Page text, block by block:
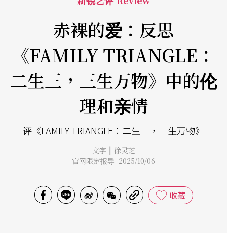
赤裸的爱：反思
《FAMILY TRIANGLE：
二生三，三生万物》中的伦
理和亲情
评《FAMILY TRIANGLE：二生三，三生万物》
文字 | 徐灵芝
官网限定报导 2025/10/06
收藏